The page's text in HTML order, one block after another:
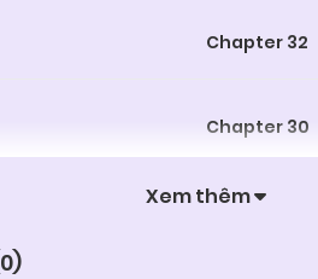
Chapter 32
Chapter 30
Xem thêm
0)